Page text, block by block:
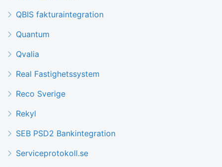
QBIS fakturaintegration
Quantum
Qvalia
Real Fastighetssystem
Reco Sverige
Rekyl
SEB PSD2 Bankintegration
Serviceprotokoll.se